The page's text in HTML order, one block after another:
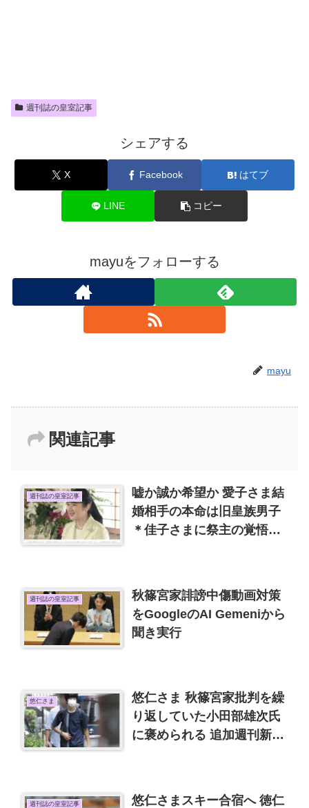
週刊誌の皇室記事
シェアする
X Facebook はてブ
LINE コピー
mayuをフォローする
mayu
関連記事
週刊誌の皇室記事
嘘か誠か希望か 愛子さま結
婚相手の本命は旧皇族男子
＊佳子さまに祭主の覚悟を
週刊誌の皇室記事
秋篠宮家誹謗中傷動画対策
をGoogleのAI Gemeniから
聞き実行
悠仁さま
悠仁さま 秋篠宮家批判を繰
り返していた小田部雄次氏
に褒められる 追加週刊新潮
週刊誌の皇室記事
悠仁さまスキー合宿へ 徳仁